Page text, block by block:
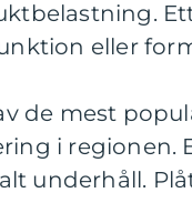
eller
de mest
i regionen.
underhåll.